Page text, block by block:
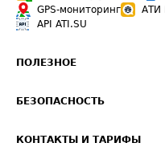
GPS-мониторинг
АТИ
API ATI.SU
ПОЛЕЗНОЕ
Звезды ATI.SU на вашем сайте
БЕЗОПАСНОСТЬ
КОНТАКТЫ И ТАРИФЫ